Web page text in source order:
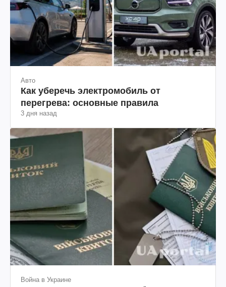
Авто
Как уберечь электромобиль от
перегрева: основные правила
3 дня назад
Война в Украине